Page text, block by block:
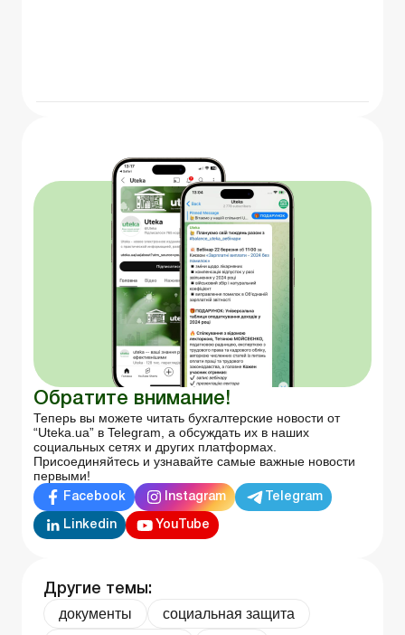
Обратите внимание!
Теперь вы можете читать бухгалтерские новости от
“Uteka.ua” в Telegram, а обсуждать их в наших
социальных сетях и других платформах.
Присоединяйтесь и узнавайте самые важные новости
первыми!
Facebook Instagram Telegram
Linkedin YouTube
Другие темы:
документы
социальная защита